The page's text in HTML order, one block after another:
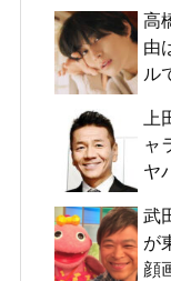
高
由
ル
ャ
ヤ
武
が
顔